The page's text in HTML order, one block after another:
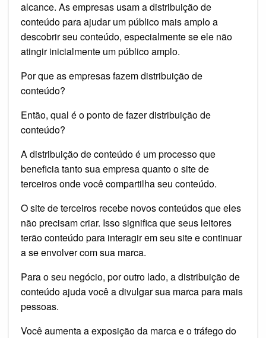
alcance. As empresas usam a distribuição de
conteúdo para ajudar um público mais amplo a
descobrir seu conteúdo, especialmente se ele não
atingir inicialmente um público amplo.
Por que as empresas fazem distribuição de
conteúdo?
Então, qual é o ponto de fazer distribuição de
conteúdo?
A distribuição de conteúdo é um processo que
beneficia tanto sua empresa quanto o site de
terceiros onde você compartilha seu conteúdo.
O site de terceiros recebe novos conteúdos que eles
não precisam criar. Isso significa que seus leitores
terão conteúdo para interagir em seu site e continuar
a se envolver com sua marca.
Para o seu negócio, por outro lado, a distribuição de
conteúdo ajuda você a divulgar sua marca para mais
pessoas.
Você aumenta a exposição da marca e o tráfego do